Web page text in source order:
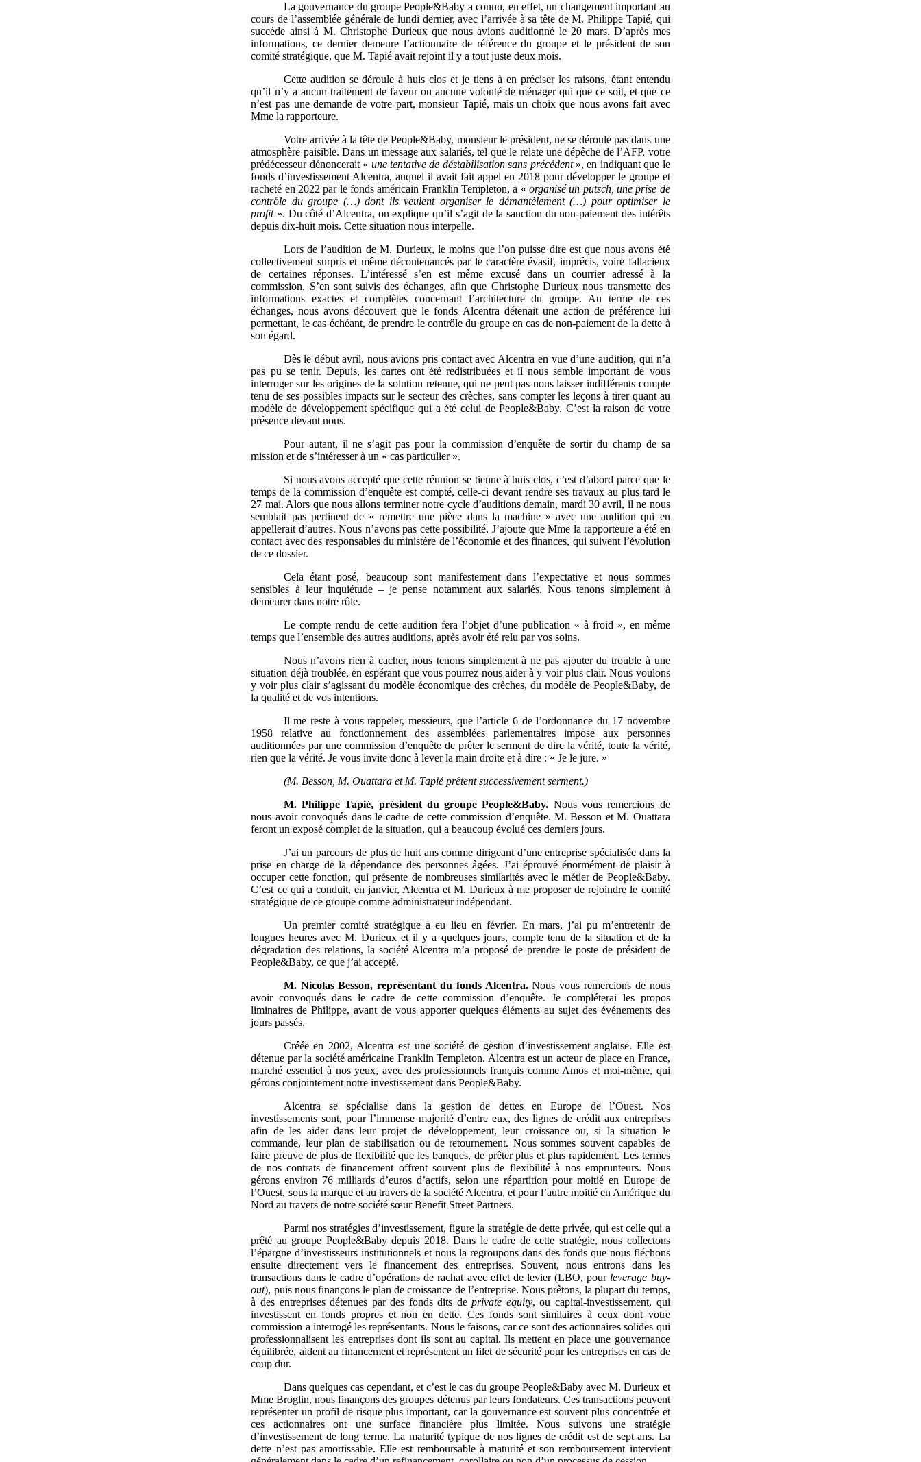
La gouvernance du groupe People&Baby a connu, en effet, un changement important au
cours de l’assemblée générale de lundi dernier, avec l’arrivée à sa tête de M. Philippe Tapié, qui
succède ainsi à M. Christophe Durieux que nous avions auditionné le 20 mars. D’après mes
informations, ce dernier demeure l’actionnaire de référence du groupe et le président de son
comité stratégique, que M. Tapié avait rejoint il y a tout juste deux mois.
Cette audition se déroule à huis clos et je tiens à en préciser les raisons, étant entendu
qu’il n’y a aucun traitement de faveur ou aucune volonté de ménager qui que ce soit, et que ce
n’est pas une demande de votre part, monsieur Tapié, mais un choix que nous avons fait avec
Mme la rapporteure.
Votre arrivée à la tête de People&Baby, monsieur le président, ne se déroule pas dans une
atmosphère paisible. Dans un message aux salariés, tel que le relate une dépêche de l’AFP, votre
prédécesseur dénoncerait « une tentative de déstabilisation sans précédent», en indiquant que le
fonds d’investissement Alcentra, auquel il avait fait appel en 2018 pour développer le groupe et
racheté en 2022 par le fonds américain Franklin Templeton, a « organisé un putsch, une prise de
contrôle du groupe (…) dont ils veulent organiser le démantèlement (…) pour optimiser le
profit». Du côté d’Alcentra, on explique qu’il s’agit de la sanction du non-paiement des intérêts
depuis dix-huit mois. Cette situation nous interpelle.
Lors de l’audition de M. Durieux, le moins que l’on puisse dire est que nous avons été
collectivement surpris et même décontenancés par le caractère évasif, imprécis, voire fallacieux
de certaines réponses. L’intéressé s’en est même excusé dans un courrier adressé à la
commission. S’en sont suivis des échanges, afin que Christophe Durieux nous transmette des
informations exactes et complètes concernant l’architecture du groupe. Au terme de ces
échanges, nous avons découvert que le fonds Alcentra détenait une action de préférence lui
permettant, le cas échéant, de prendre le contrôle du groupe en cas de non-paiement de la dette à
son égard.
Dès le début avril, nous avions pris contact avec Alcentra en vue d’une audition, qui n’a
pas pu se tenir. Depuis, les cartes ont été redistribuées et il nous semble important de vous
interroger sur les origines de la solution retenue, qui ne peut pas nous laisser indifférents compte
tenu de ses possibles impacts sur le secteur des crèches, sans compter les leçons à tirer quant au
modèle de développement spécifique qui a été celui de People&Baby. C’est la raison de votre
présence devant nous.
Pour autant, il ne s’agit pas pour la commission d’enquête de sortir du champ de sa
mission et de s’intéresser à un « cas particulier ».
Si nous avons accepté que cette réunion se tienne à huis clos, c’est d’abord parce que le
temps de la commission d’enquête est compté, celle-ci devant rendre ses travaux au plus tard le
27 mai. Alors que nous allons terminer notre cycle d’auditions demain, mardi 30 avril, il ne nous
semblait pas pertinent de « remettre une pièce dans la machine » avec une audition qui en
appellerait d’autres. Nous n’avons pas cette possibilité. J’ajoute que Mme la rapporteure a été en
contact avec des responsables du ministère de l’économie et des finances, qui suivent l’évolution
de ce dossier.
Cela étant posé, beaucoup sont manifestement dans l’expectative et nous sommes
sensibles à leur inquiétude – je pense notamment aux salariés. Nous tenons simplement à
demeurer dans notre rôle.
Le compte rendu de cette audition fera l’objet d’une publication « à froid », en même
temps que l’ensemble des autres auditions, après avoir été relu par vos soins.
Nous n’avons rien à cacher, nous tenons simplement à ne pas ajouter du trouble à une
situation déjà troublée, en espérant que vous pourrez nous aider à y voir plus clair. Nous voulons
y voir plus clair s’agissant du modèle économique des crèches, du modèle de People&Baby, de
la qualité et de vos intentions.
Il me reste à vous rappeler, messieurs, que l’article 6 de l’ordonnance du 17 novembre
1958 relative au fonctionnement des assemblées parlementaires impose aux personnes
auditionnées par une commission d’enquête de prêter le serment de dire la vérité, toute la vérité,
rien que la vérité. Je vous invite donc à lever la main droite et à dire : « Je le jure. »
(M. Besson, M. Ouattara et M. Tapié prêtent successivement serment.)
M. Philippe Tapié, président du groupe People&Baby. Nous vous remercions de
nous avoir convoqués dans le cadre de cette commission d’enquête. M. Besson et M. Ouattara
feront un exposé complet de la situation, qui a beaucoup évolué ces derniers jours.
J’ai un parcours de plus de huit ans comme dirigeant d’une entreprise spécialisée dans la
prise en charge de la dépendance des personnes âgées. J’ai éprouvé énormément de plaisir à
occuper cette fonction, qui présente de nombreuses similarités avec le métier de People&Baby.
C’est ce qui a conduit, en janvier, Alcentra et M. Durieux à me proposer de rejoindre le comité
stratégique de ce groupe comme administrateur indépendant.
Un premier comité stratégique a eu lieu en février. En mars, j’ai pu m’entretenir de
longues heures avec M. Durieux et il y a quelques jours, compte tenu de la situation et de la
dégradation des relations, la société Alcentra m’a proposé de prendre le poste de président de
People&Baby, ce que j’ai accepté.
M. Nicolas Besson, représentant du fonds Alcentra. Nous vous remercions de nous
avoir convoqués dans le cadre de cette commission d’enquête. Je compléterai les propos
liminaires de Philippe, avant de vous apporter quelques éléments au sujet des événements des
jours passés.
Créée en 2002, Alcentra est une société de gestion d’investissement anglaise. Elle est
détenue par la société américaine Franklin Templeton. Alcentra est un acteur de place en France,
marché essentiel à nos yeux, avec des professionnels français comme Amos et moi-même, qui
gérons conjointement notre investissement dans People&Baby.
Alcentra se spécialise dans la gestion de dettes en Europe de l’Ouest. Nos
investissements sont, pour l’immense majorité d’entre eux, des lignes de crédit aux entreprises
afin de les aider dans leur projet de développement, leur croissance ou, si la situation le
commande, leur plan de stabilisation ou de retournement. Nous sommes souvent capables de
faire preuve de plus de flexibilité que les banques, de prêter plus et plus rapidement. Les termes
de nos contrats de financement offrent souvent plus de flexibilité à nos emprunteurs. Nous
gérons environ 76 milliards d’euros d’actifs, selon une répartition pour moitié en Europe de
l’Ouest, sous la marque et au travers de la société Alcentra, et pour l’autre moitié en Amérique du
Nord au travers de notre société sœur Benefit Street Partners.
Parmi nos stratégies d’investissement, figure la stratégie de dette privée, qui est celle qui a
prêté au groupe People&Baby depuis 2018. Dans le cadre de cette stratégie, nous collectons
l’épargne d’investisseurs institutionnels et nous la regroupons dans des fonds que nous fléchons
ensuite directement vers le financement des entreprises. Souvent, nous entrons dans les
transactions dans le cadre d’opérations de rachat avec effet de levier (LBO, pour leverage buy-
out), puis nous finançons le plan de croissance de l’entreprise. Nous prêtons, la plupart du temps,
à des entreprises détenues par des fonds dits deprivate equity, ou capital-investissement, qui
investissent en fonds propres et non en dette. Ces fonds sont similaires à ceux dont votre
commission a interrogé les représentants. Nous le faisons, car ce sont des actionnaires solides qui
professionnalisent les entreprises dont ils sont au capital. Ils mettent en place une gouvernance
équilibrée, aident au financement et représentent un filet de sécurité pour les entreprises en cas de
coup dur.
Dans quelques cas cependant, et c’est le cas du groupe People&Baby avec M. Durieux et
Mme Broglin, nous finançons des groupes détenus par leurs fondateurs. Ces transactions peuvent
représenter un profil de risque plus important, car la gouvernance est souvent plus concentrée et
ces actionnaires ont une surface financière plus limitée. Nous suivons une stratégie
d’investissement de long terme. La maturité typique de nos lignes de crédit est de sept ans. La
dette n’est pas amortissable. Elle est remboursable à maturité et son remboursement intervient